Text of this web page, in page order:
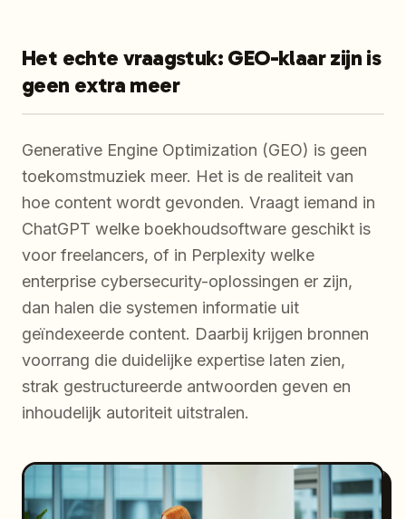
Het echte vraagstuk: GEO-klaar zijn is
geen extra meer
Generative Engine Optimization (GEO) is geen
toekomstmuziek meer. Het is de realiteit van
hoe content wordt gevonden. Vraagt iemand in
ChatGPT welke boekhoudsoftware geschikt is
voor freelancers, of in Perplexity welke
enterprise cybersecurity-oplossingen er zijn,
dan halen die systemen informatie uit
geïndexeerde content. Daarbij krijgen bronnen
voorrang die duidelijke expertise laten zien,
strak gestructureerde antwoorden geven en
inhoudelijk autoriteit uitstralen.